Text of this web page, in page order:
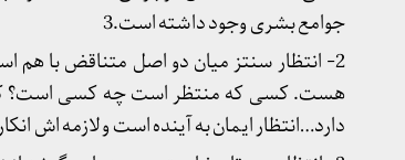
جوامع بشری وجود داشته است.3
2- انتظار سنتز میان دو اصل متناقض با
هست. کسی که منتظر است چه کسی است؟
دارد…انتظار ایمان به آینده است و لازمه اش